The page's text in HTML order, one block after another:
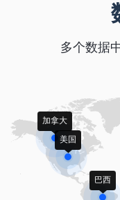
多个数据
加拿大
美国
巴西